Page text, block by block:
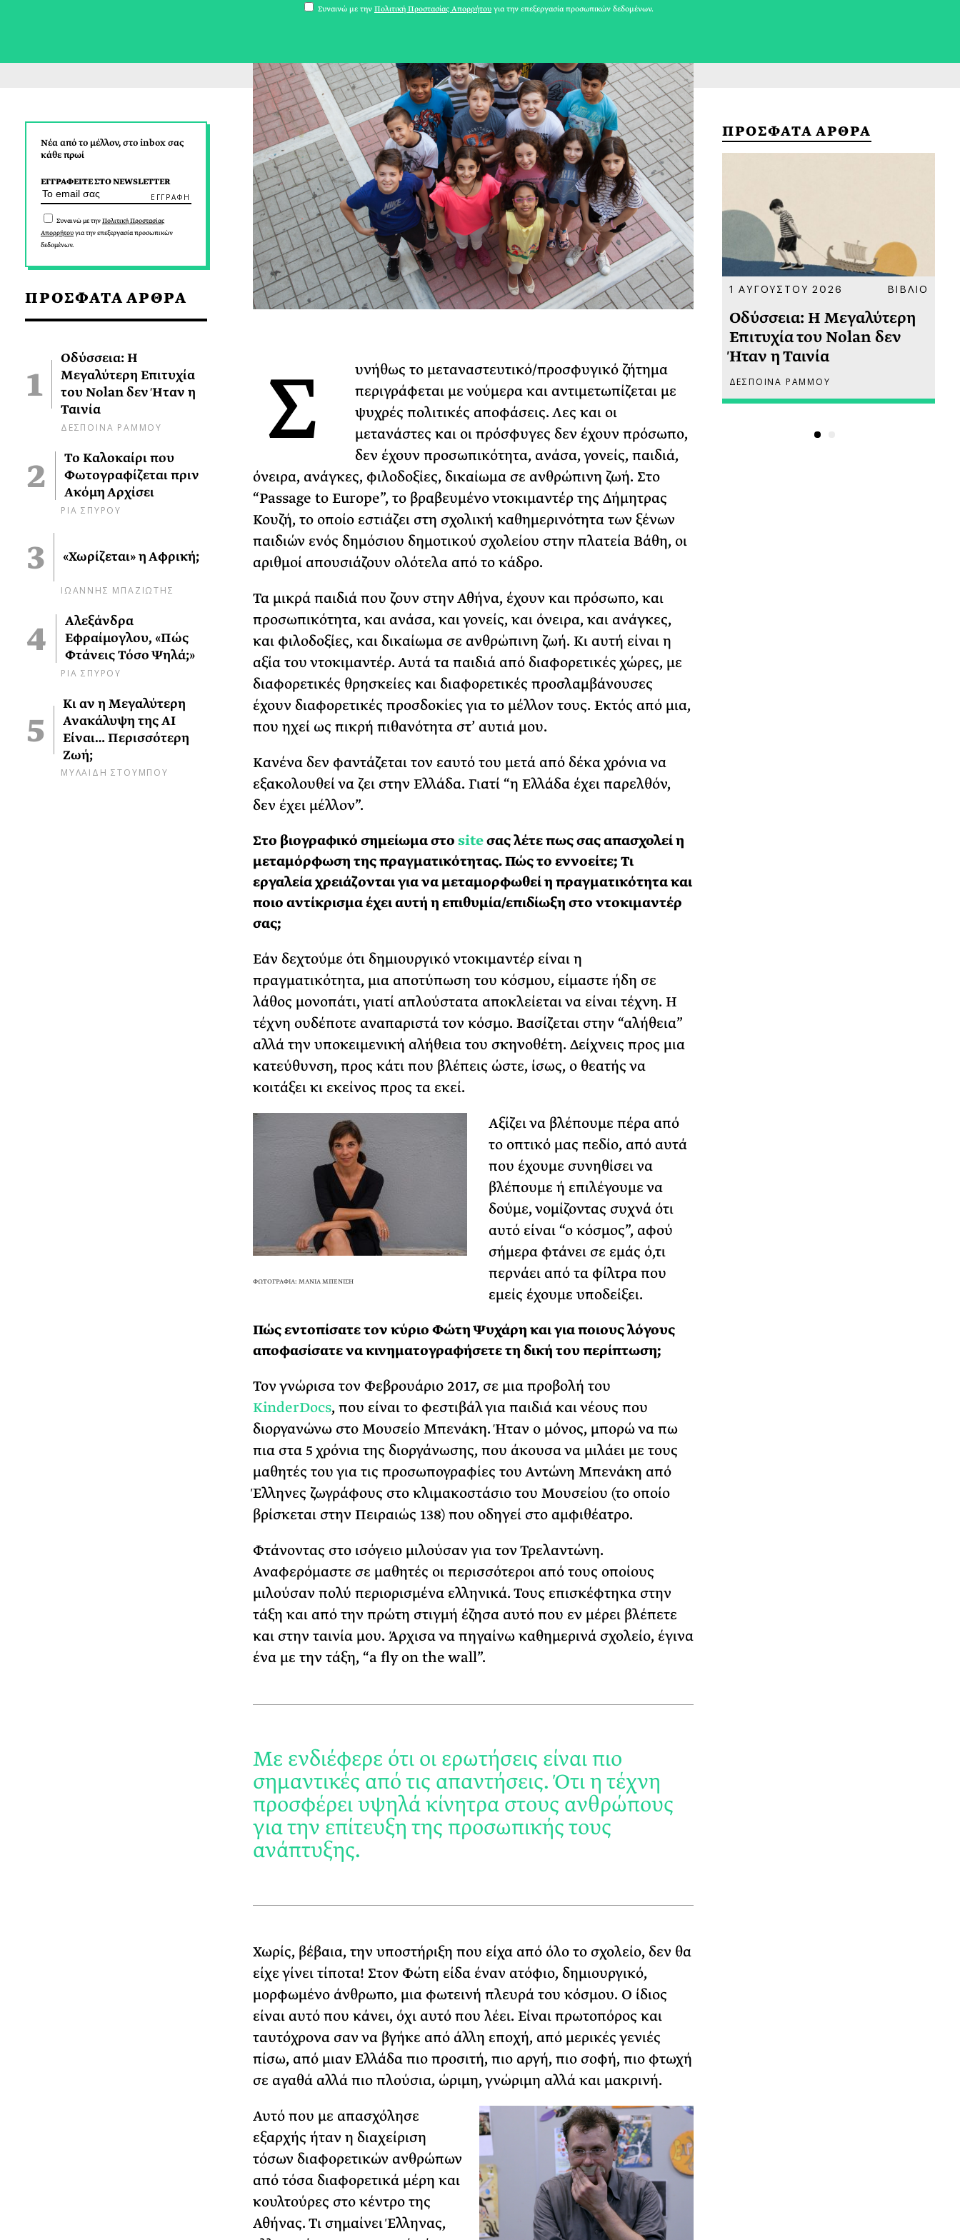
Νέα από το μέλλον, στο inbox σας
κάθε πρωί
ΕΓΓΡΑΦΕΙΤΕ ΣΤΟ NEWSLETTER
Συναινώ με τηνΠολιτική Προστασίας
Απορρήτουγια την επεξεργασία προσωπικών
δεδομένων.
ΠΡΟΣΦΑΤΑ ΑΡΘΡΑ
Οδύσσεια: Η
Μεγαλύτερη Επιτυχία
του Nolan δεν Ήταν η
Ταινία
ΔΕΣΠΟΙΝΑ ΡΑΜΜΟΥ
Το Καλοκαίρι που
Φωτογραφίζεται πριν
Ακόμη Αρχίσει
ΡΙΑ ΣΠΥΡΟΥ
«Χωρίζεται» η Αφρική;
ΙΩΑΝΝΗΣ ΜΠΑΖΙΩΤΗΣ
Αλεξάνδρα
Εφραίμογλου, «Πώς
Φτάνεις Τόσο Ψηλά;»
ΡΙΑ ΣΠΥΡΟΥ
Κι αν η Μεγαλύτερη
Ανακάλυψη της AI
Είναι… Περισσότερη
Ζωή;
ΜΥΛΑΙΔΗ ΣΤΟΥΜΠΟΥ
Σ
υνήθως το μεταναστευτικό/προσφυγικό ζήτημα
περιγράφεται με νούμερα και αντιμετωπίζεται με
ψυχρές πολιτικές αποφάσεις. Λες και οι
μετανάστες και οι πρόσφυγες δεν έχουν πρόσωπο,
δεν έχουν προσωπικότητα, ανάσα, γονείς, παιδιά,
όνειρα, ανάγκες, φιλοδοξίες, δικαίωμα σε ανθρώπινη ζωή. Στο
“Passage to Europe”, το βραβευμένο ντοκιμαντέρ της Δήμητρας
Κουζή, το οποίο εστιάζει στη σχολική καθημερινότητα των ξένων
παιδιών ενός δημόσιου δημοτικού σχολείου στην πλατεία Βάθη, οι
αριθμοί απουσιάζουν ολότελα από το κάδρο.
Τα μικρά παιδιά που ζουν στην Αθήνα, έχουν και πρόσωπο, και
προσωπικότητα, και ανάσα, και γονείς, και όνειρα, και ανάγκες,
και φιλοδοξίες, και δικαίωμα σε ανθρώπινη ζωή. Κι αυτή είναι η
αξία του ντοκιμαντέρ. Αυτά τα παιδιά από διαφορετικές χώρες, με
διαφορετικές θρησκείες και διαφορετικές προσλαμβάνουσες
έχουν διαφορετικές προσδοκίες για το μέλλον τους. Εκτός από μια,
που ηχεί ως πικρή πιθανότητα στ’ αυτιά μου.
Κανένα δεν φαντάζεται τον εαυτό του μετά από δέκα χρόνια να
εξακολουθεί να ζει στην Ελλάδα. Γιατί “η Ελλάδα έχει παρελθόν,
δεν έχει μέλλον”.
Στο βιογραφικό σημείωμα στοsiteσας λέτε πως σας απασχολεί η
μεταμόρφωση της πραγματικότητας. Πώς το εννοείτε; Τι
εργαλεία χρειάζονται για να μεταμορφωθεί η πραγματικότητα και
ποιο αντίκρισμα έχει αυτή η επιθυμία/επιδίωξη στο ντοκιμαντέρ
σας;
Εάν δεχτούμε ότι δημιουργικό ντοκιμαντέρ είναι η
πραγματικότητα, μια αποτύπωση του κόσμου, είμαστε ήδη σε
λάθος μονοπάτι, γιατί απλούστατα αποκλείεται να είναι τέχνη. Η
τέχνη ουδέποτε αναπαριστά τον κόσμο. Βασίζεται στην “αλήθεια”
αλλά την υποκειμενική αλήθεια του σκηνοθέτη. Δείχνεις προς μια
κατεύθυνση, προς κάτι που βλέπεις ώστε, ίσως, ο θεατής να
κοιτάξει κι εκείνος προς τα εκεί.
ΦΩΤΟΓΡΑΦΙΑ: ΜΑΝΙΑ ΜΠΕΝΙΣΗ
Αξίζει να βλέπουμε πέρα από
το οπτικό μας πεδίο, από αυτά
που έχουμε συνηθίσει να
βλέπουμε ή επιλέγουμε να
δούμε, νομίζοντας συχνά ότι
αυτό είναι “ο κόσμος”, αφού
σήμερα φτάνει σε εμάς ό,τι
περνάει από τα φίλτρα που
εμείς έχουμε υποδείξει.
Πώς εντοπίσατε τον κύριο Φώτη Ψυχάρη και για ποιους λόγους
αποφασίσατε να κινηματογραφήσετε τη δική του περίπτωση;
Τον γνώρισα τον Φεβρουάριο 2017, σε μια προβολή του
KinderDocs, που είναι το φεστιβάλ για παιδιά και νέους που
διοργανώνω στο Μουσείο Μπενάκη. Ήταν ο μόνος, μπορώ να πω
πια στα 5 χρόνια της διοργάνωσης, που άκουσα να μιλάει με τους
μαθητές του για τις προσωπογραφίες του Αντώνη Μπενάκη από
Έλληνες ζωγράφους στο κλιμακοστάσιο του Μουσείου (το οποίο
βρίσκεται στην Πειραιώς 138) που οδηγεί στο αμφιθέατρο.
Φτάνοντας στο ισόγειο μιλούσαν για τον Τρελαντώνη.
Αναφερόμαστε σε μαθητές οι περισσότεροι από τους οποίους
μιλούσαν πολύ περιορισμένα ελληνικά. Τους επισκέφτηκα στην
τάξη και από την πρώτη στιγμή έζησα αυτό που εν μέρει βλέπετε
και στην ταινία μου. Άρχισα να πηγαίνω καθημερινά σχολείο, έγινα
ένα με την τάξη, “a fly on the wall”.
Με ενδιέφερε ότι οι ερωτήσεις είναι πιο
σημαντικές από τις απαντήσεις. Ότι η τέχνη
προσφέρει υψηλά κίνητρα στους ανθρώπους
για την επίτευξη της προσωπικής τους
ανάπτυξης.
Χωρίς, βέβαια, την υποστήριξη που είχα από όλο το σχολείο, δεν θα
είχε γίνει τίποτα! Στον Φώτη είδα έναν ατόφιο, δημιουργικό,
μορφωμένο άνθρωπο, μια φωτεινή πλευρά του κόσμου. Ο ίδιος
είναι αυτό που κάνει, όχι αυτό που λέει. Είναι πρωτοπόρος και
ταυτόχρονα σαν να βγήκε από άλλη εποχή, από μερικές γενιές
πίσω, από μιαν Ελλάδα πιο προσιτή, πιο αργή, πιο σοφή, πιο φτωχή
σε αγαθά αλλά πιο πλούσια, ώριμη, γνώριμη αλλά και μακρινή.
Αυτό που με απασχόλησε
εξαρχής ήταν η διαχείριση
τόσων διαφορετικών ανθρώπων
από τόσα διαφορετικά μέρη και
κουλτούρες στο κέντρο της
Αθήνας. Τι σημαίνει Έλληνας,
ΠΡΟΣΦΑΤΑ ΑΡΘΡΑ
31 ΙΟΥΛΙΟΥ 2026 ΚΟΙΝΩΝΙΑ
ΡΙΑ ΣΠΥΡΟΥ
1 ΑΥΓΟΥΣΤΟΥ 2026 ΒΙΒΛΙΟ
Οδύσσεια: Η Μεγαλύτερη
Επιτυχία του Nolan δεν
Ήταν η Ταινία
ΔΕΣΠΟΙΝΑ ΡΑΜΜΟΥ
Συναινώ με την Πολιτική Προστασίας Απορρήτου για την επεξεργασία προσωπικών δεδομένων.